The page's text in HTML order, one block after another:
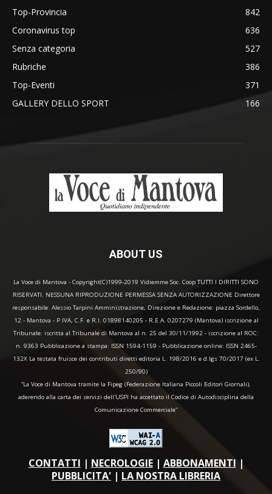
Top-Provincia
842
Coronavirus top
636
Senza categoria
527
Rubriche
386
Top-Eventi
371
GALLERY DELLO SPORT
166
ABOUT US
La Voce di Mantova - Copyright(C)1999-2019 Vidiemme Soc. Coop TUTTI I DIRITTI SONO
RISERVATI. NESSUNA RIPRODUZIONE PERMESSA SENZA AUTORIZZAZIONE Direttore
responsabile: Alessio Tarpini Amministrazione, Direzione e Redazione: piazza Sordello,
12 - Mantova - P.IVA, C.F. e R.I. 01898140205 - R.E.A. 0207279 (Mantova) iscrizione al
Tribunale: iscritta al Tribunale di Mantova al n. 25 del 30/11/1992 - iscrizione al ROC:
n. 9363 Pubblicazione a stampa: ISSN 1594-1159 - Pubblicazione online: ISSN 2465-
132X La testata fruisce dei contributi diretti editoria L. 198/2016 e d.lgs 70/2017 (ex L.
250/90)
“La Voce di Mantova tramite la Fipeg (Federazione Italiana Piccoli Editori Giornali),
aderendo alla carta dei servizi dell'USPI ha accettato il Codice di Autodisciplina della
Comunicazione Commerciale"
CONTATTI | NECROLOGIE| ABBONAMENTI |
PUBBLICITA' | LA NOSTRA LIBRERIA